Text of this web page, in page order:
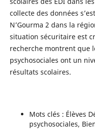
collecte des données
N’Gourma 2 dans la
situation sécuritaire est
recherche montrent que
psychosociales ont un
résultats scolaires.
Mots clés : Élèves
psychosociales,